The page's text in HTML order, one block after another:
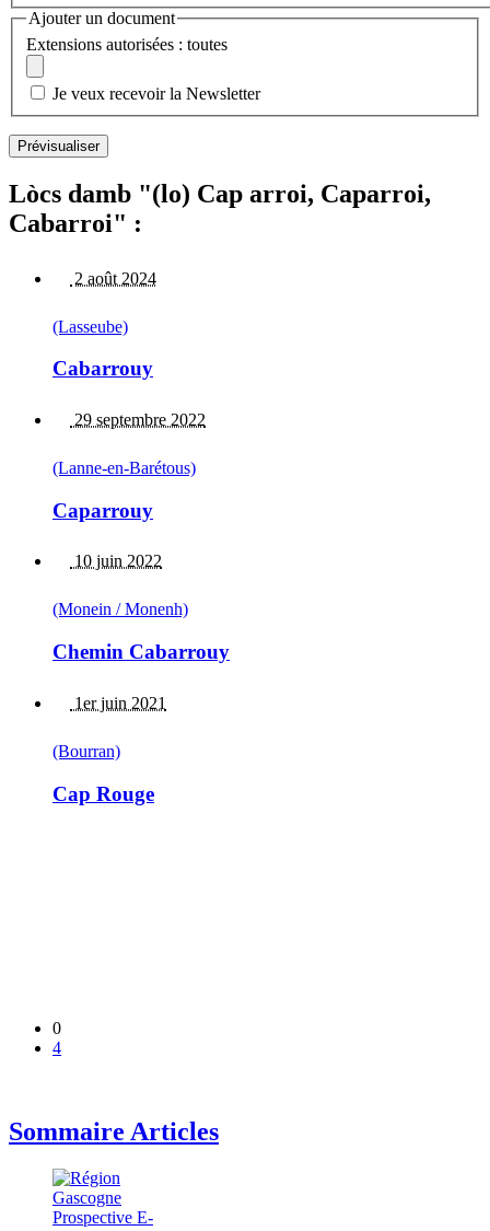
Ajouter un document
Extensions autorisées : toutes
Je veux recevoir la Newsletter
Lòcs damb "(lo) Cap arroi, Caparroi,
Cabarroi" :
2 août 2024
(Lasseube)
Cabarrouy
29 septembre 2022
(Lanne-en-Barétous)
Caparrouy
10 juin 2022
(Monein / Monenh)
Chemin Cabarrouy
1er juin 2021
(Bourran)
Cap Rouge
0
4
Sommaire Articles